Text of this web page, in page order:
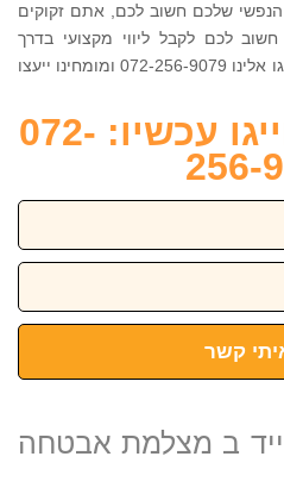
שלכם חשוב לכם, אתם זקוקים
לכם לקבל ליווי מקצועי בדרך
לביצוע הבחירה הנכונה ביותר, חייגו אלינו 072-256-9079 ומומחינו ייעצו
לייעוץ חינם חייגו עכשיו: 072-
256-
קשר
ב מצלמת אבטחה